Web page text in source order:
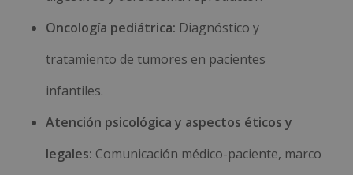
Oncología pediátrica: Diagnóstico y
tratamiento de tumores en pacientes
infantiles.
Atención psicológica y aspectos éticos y
legales: Comunicación médico-paciente, marco